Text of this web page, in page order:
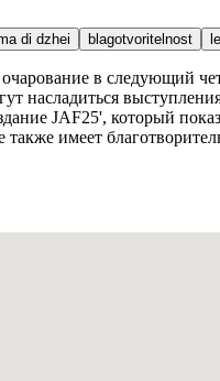
di dzhei blagotvoritelnost
очарование в следующий
насладиться
JAF25', который
имеет